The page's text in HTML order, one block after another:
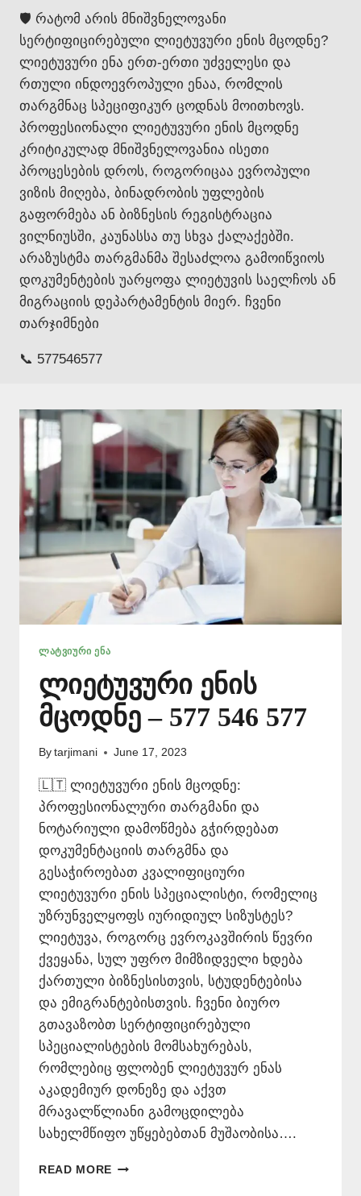
🛡️ რატომ არის მნიშვნელოვანი
სერტიფიცირებული ლიეტუვური ენის მცოდნე?
ლიეტუვური ენა ერთ-ერთი უძველესი და
რთული ინდოევროპული ენაა, რომლის
თარგმნაც სპეციფიკურ ცოდნას მოითხოვს.
პროფესიონალი ლიეტუვური ენის მცოდნე
კრიტიკულად მნიშვნელოვანია ისეთი
პროცესების დროს, როგორიცაა ევროპული
ვიზის მიღება, ბინადრობის უფლების
გაფორმება ან ბიზნესის რეგისტრაცია
ვილნიუსში, კაუნასსა თუ სხვა ქალაქებში.
არაზუსტმა თარგმანმა შესაძლოა გამოიწვიოს
დოკუმენტების უარყოფა ლიეტუვის საელჩოს ან
მიგრაციის დეპარტამენტის მიერ. ჩვენი
თარჯიმნები
📞 577546577
ᲚᲐᲢᲕᲘᲣᲠᲘ ᲔᲜᲐ
ლიეტუვური ენის
მცოდნე – 577 546 577
By tarjimani June 17, 2023
🇱🇹 ლიეტუვური ენის მცოდნე:
პროფესიონალური თარგმანი და
ნოტარიული დამოწმება გჭირდებათ
დოკუმენტაციის თარგმნა და
გესაჭიროებათ კვალიფიციური
ლიეტუვური ენის სპეციალისტი, რომელიც
უზრუნველყოფს იურიდიულ სიზუსტეს?
ლიეტუვა, როგორც ევროკავშირის წევრი
ქვეყანა, სულ უფრო მიმზიდველი ხდება
ქართული ბიზნესისთვის, სტუდენტებისა
და ემიგრანტებისთვის. ჩვენი ბიურო
გთავაზობთ სერტიფიცირებული
სპეციალისტების მომსახურებას,
რომლებიც ფლობენ ლიეტუვურ ენას
აკადემიურ დონეზე და აქვთ
მრავალწლიანი გამოცდილება
სახელმწიფო უწყებებთან მუშაობისა….
READ MORE ᲚᲘᲔᲢᲣᲕᲣᲠᲘ